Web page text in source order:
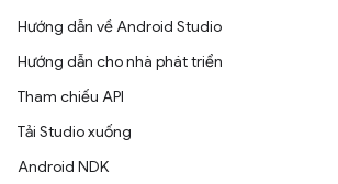
Hướng dẫn về Android Studio
Hướng dẫn cho nhà phát triển
Tham chiếu API
Tải Studio xuống
Android NDK